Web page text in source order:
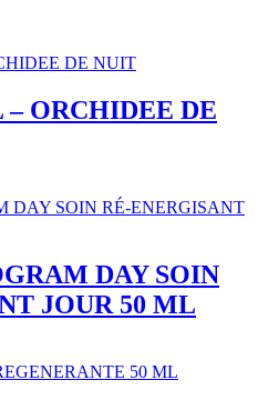
ORCHIDEE DE
DAY SOIN
JOUR 50 ML